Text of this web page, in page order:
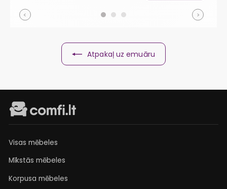
Atpakaļ uz emuāru
Visas mēbeles
Mīkstās mēbeles
Korpusa mēbeles